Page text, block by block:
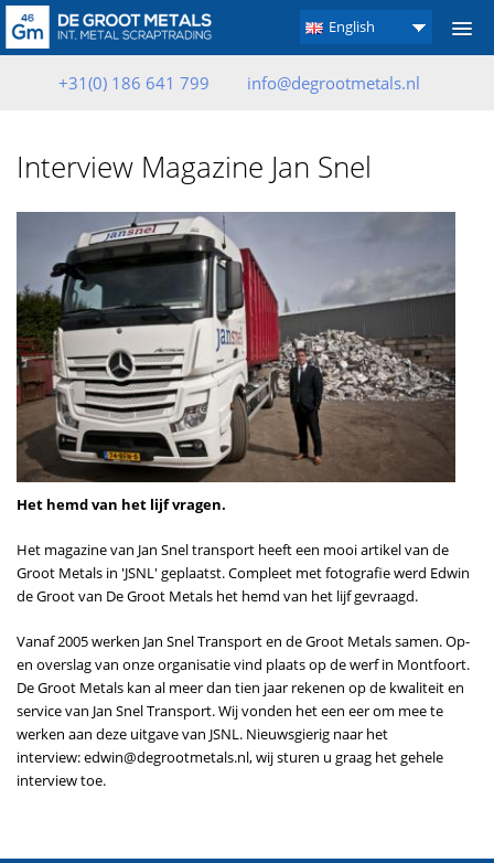
English
+31(0) 186 641 799 info@degrootmetals.nl
Interview Magazine Jan Snel
Het hemd van het lijf vragen.
Het magazine van Jan Snel transport heeft een mooi artikel van de
Groot Metals in 'JSNL' geplaatst. Compleet met fotografie werd Edwin
de Groot van De Groot Metals het hemd van het lijf gevraagd.
Vanaf 2005 werken Jan Snel Transport en de Groot Metals samen. Op-
en overslag van onze organisatie vind plaats op de werf in Montfoort.
De Groot Metals kan al meer dan tien jaar rekenen op de kwaliteit en
service van Jan Snel Transport. Wij vonden het een eer om mee te
werken aan deze uitgave van JSNL. Nieuwsgierig naar het
interview: edwin@degrootmetals.nl, wij sturen u graag het gehele
interview toe.